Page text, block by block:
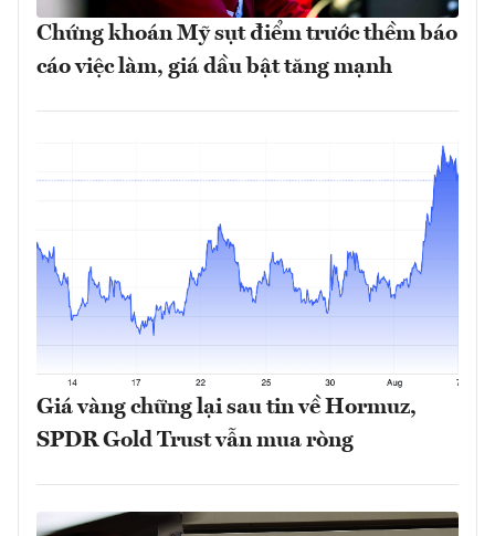
Chứng khoán Mỹ sụt điểm trước thềm báo
cáo việc làm, giá dầu bật tăng mạnh
Giá vàng chững lại sau tin về Hormuz,
SPDR Gold Trust vẫn mua ròng